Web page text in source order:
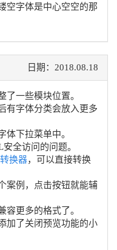
空字体是中心空空的那
日期：2018.08.18
了一些模块位置。
有字体分类会放入更多
体下拉菜单中。
全访问的问题。
换器，可以直接转换
案例，点击按钮就能辅
容更多的格式了。
加了关闭预览功能的小